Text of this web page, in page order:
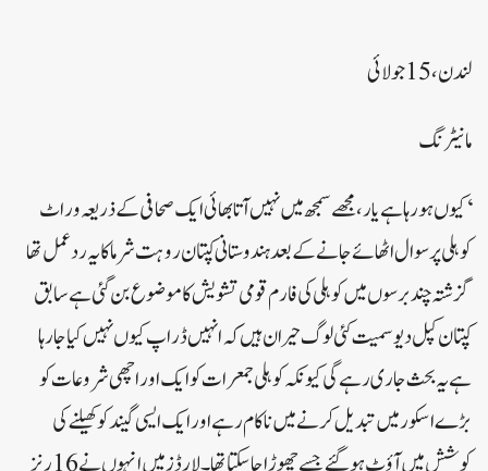
لندن، 15 جولائی
مانیٹرنگ
‘کیوں ہو رہا ہے یار، مجھے سمجھ میں نہیں آتا بھائی ایک صحافی کے ذریعہ وراٹ
کوہلی پر سوال اٹھائے جانے کے بعد ہندوستانی کپتان روہت شرما کایہ ردعمل تھا
گزشتہ چند برسوں میں کوہلی کی فارم قومی تشویش کا موضوع بن گئی ہےسابق
کپتان کپل دیو سمیت کئی لوگ حیران ہیں کہ انہیں ڈراپ کیوں نہیں کیا جا رہا
ہے یہ بحث جاری رہے گی کیونکہ کوہلی جمعرات کو ایک اور اچھی شروعات کو
بڑے اسکورمیں تبدیل کرنے میں ناکام رہے اور ایک ایسی گیند کو کھیلنے کی